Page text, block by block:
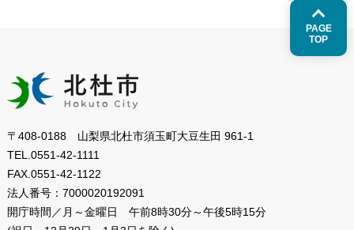
PAGE
TOP
〒408-0188 山梨県北杜市須玉町大豆生田 961-1
TEL. 0551-42-1111
FAX. 0551-42-1122
法人番号： 7000020192091
開庁時間／月～金曜日
午前8時30分～午後5時15分